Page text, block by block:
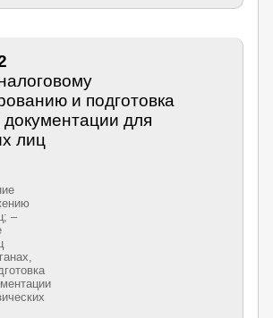
и подготовка
документации для
лиц
–